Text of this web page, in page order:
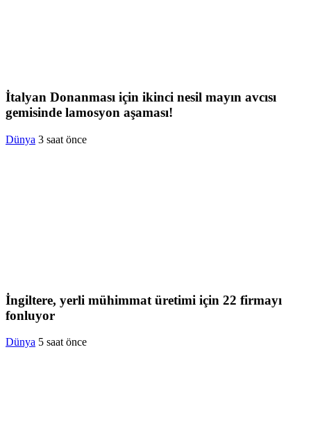
İtalyan Donanması için ikinci nesil mayın avcısı
gemisinde lamosyon aşaması!
Dünya 3 saat önce
İngiltere, yerli mühimmat üretimi için 22 firmayı
fonluyor
Dünya 5 saat önce